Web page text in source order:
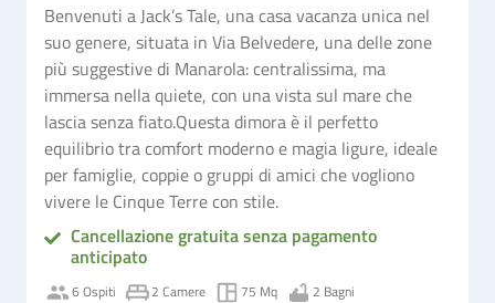
Benvenuti a Jack’s Tale, una casa vacanza unica nel
suo genere, situata in Via Belvedere, una delle zone
più suggestive di Manarola: centralissima, ma
immersa nella quiete, con una vista sul mare che
lascia senza fiato.Questa dimora è il perfetto
equilibrio tra comfort moderno e magia ligure, ideale
per famiglie, coppie o gruppi di amici che vogliono
vivere le Cinque Terre con stile.
Cancellazione gratuita senza pagamento
anticipato
6 Ospiti 2 Camere 75 Mq 2 Bagni